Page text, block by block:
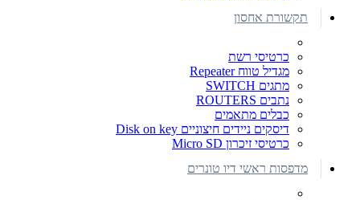
תקשורת אחסון
כרטיסי רשת
מגדיל טווח Repeater
מתגים SWITCH
נתבים ROUTERS
כבלים מתאמים
דיסקים ניידים חיצוניים Disk on key
כרטיסי זיכרון Micro SD
מדפסות ראשי דיו טונרים